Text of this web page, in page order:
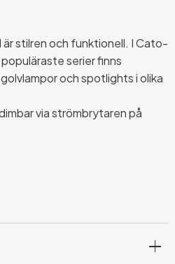
stilren och funktionell. I Cato-
serier finns
och spotlights i olika
via strömbrytaren på